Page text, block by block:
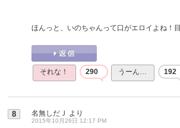
ほんっと、いのちゃんって口がエロイよね！
それな！ 290 うーん… 192
8 名無しだＪ より
2015年10月26日 12:17 PM